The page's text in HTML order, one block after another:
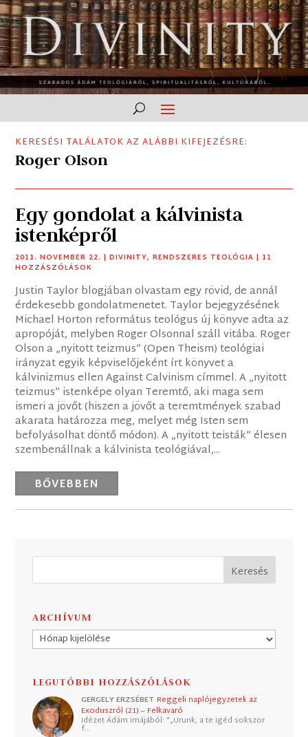
KERESÉSI TALÁLATOK AZ ALÁBBI KIFEJEZÉSRE:
Roger Olson
Egy gondolat a kálvinista
istenképről
2011. NOVEMBER 22. |DIVINITY,RENDSZERES TEOLÓGIA | 11
HOZZÁSZÓLÁSOK
Justin Taylor blogjában olvastam egy rövid, de annál
érdekesebb gondolatmenetet. Taylor bejegyzésének
Michael Horton református teológus új könyve adta az
apropóját, melyben Roger Olsonnal száll vitába. Roger
Olson a „nyitott teizmus” (Open Theism) teológiai
irányzat egyik képviselőjeként írt könyvet a
kálvinizmus ellen Against Calvinism címmel. A „nyitott
teizmus” istenképe olyan Teremtő, aki maga sem
ismeri a jövőt (hiszen a jövőt a teremtmények szabad
akarata határozza meg, melyet még Isten sem
befolyásolhat döntő módon). A „nyitott teisták” élesen
szembenállnak a kálvinista teológiával,...
BŐVEBBEN
ARCHÍVUM
Archívum
LEGUTÓBBI HOZZÁSZÓLÁSOK
GERGELY ERZSÉBET Reggeli naplójegyzetek az
Exoduszról (21) – Felkavaró
Idézet Ádám imájából: "„Urunk, a te igéd sokszor
f…